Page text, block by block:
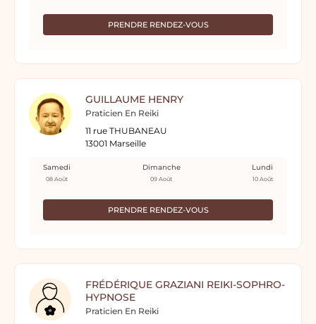
PRENDRE RENDEZ-VOUS
GUILLAUME HENRY
Praticien En Reiki
11 rue THUBANEAU
13001 Marseille
PRENDRE RENDEZ-VOUS
Samedi
08 Août
Dimanche
09 Août
Lundi
10 Août
FRÉDÉRIQUE GRAZIANI REIKI-SOPHRO-
HYPNOSE
Praticien En Reiki